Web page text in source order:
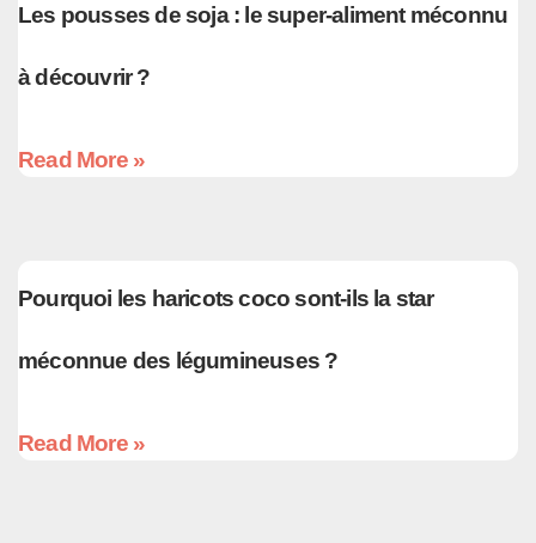
Les pousses de soja : le super-aliment méconnu
à découvrir ?
Read More »
Pourquoi les haricots coco sont-ils la star
méconnue des légumineuses ?
Read More »